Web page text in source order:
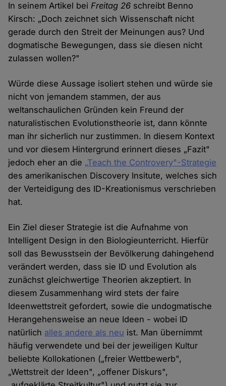
In seinem Artikel beiFreitag 26 schreibt Benno
Kirsch: „Doch zeichnet sich Wissenschaft nicht
gerade durch den Streit der Meinungen aus? Und
dogmatische Bewegungen, dass sie diesen nicht
zulassen wollen?"
Würde diese Aussage isoliert stehen und würde sie
nicht von jemandem stammen, der aus
weltanschaulichen Gründen kein Freund der
naturalistischen Evolutionstheorie ist, dann könnte
man ihr sicherlich nur zustimmen. In diesem Kontext
und vor diesem Hintergrund erinnert dieses „Fazit"
jedoch eher an die „Teach the Controvery"-Strategie
des amerikanischen Discovery Insitute, welches sich
der Verteidigung des ID-Kreationismus verschrieben
hat.
Ein Ziel dieser Strategie ist die Aufnahme von
Intelligent Design in den Biologieunterricht. Hierfür
soll das Bewusstsein der Bevölkerung dahingehend
verändert werden, dass sie ID und Evolution als
zunächst gleichwertige Theorien akzeptiert. In
diesem Zusammenhang wird stets der faire
Ideenwettstreit gefordert, sowie die undogmatische
Herangehensweise an neue Ideen - wobei ID
natürlich alles andere als neu ist. Man übernimmt
häufig verwendete und bei der jeweiligen Kultur
beliebte Kollokationen („freier Wettbewerb",
„Wettstreit der Ideen", „offener Diskurs",